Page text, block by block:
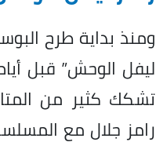
ومنذ بداية طرح
ليفل الوحش” قبل
تشكك كثير من